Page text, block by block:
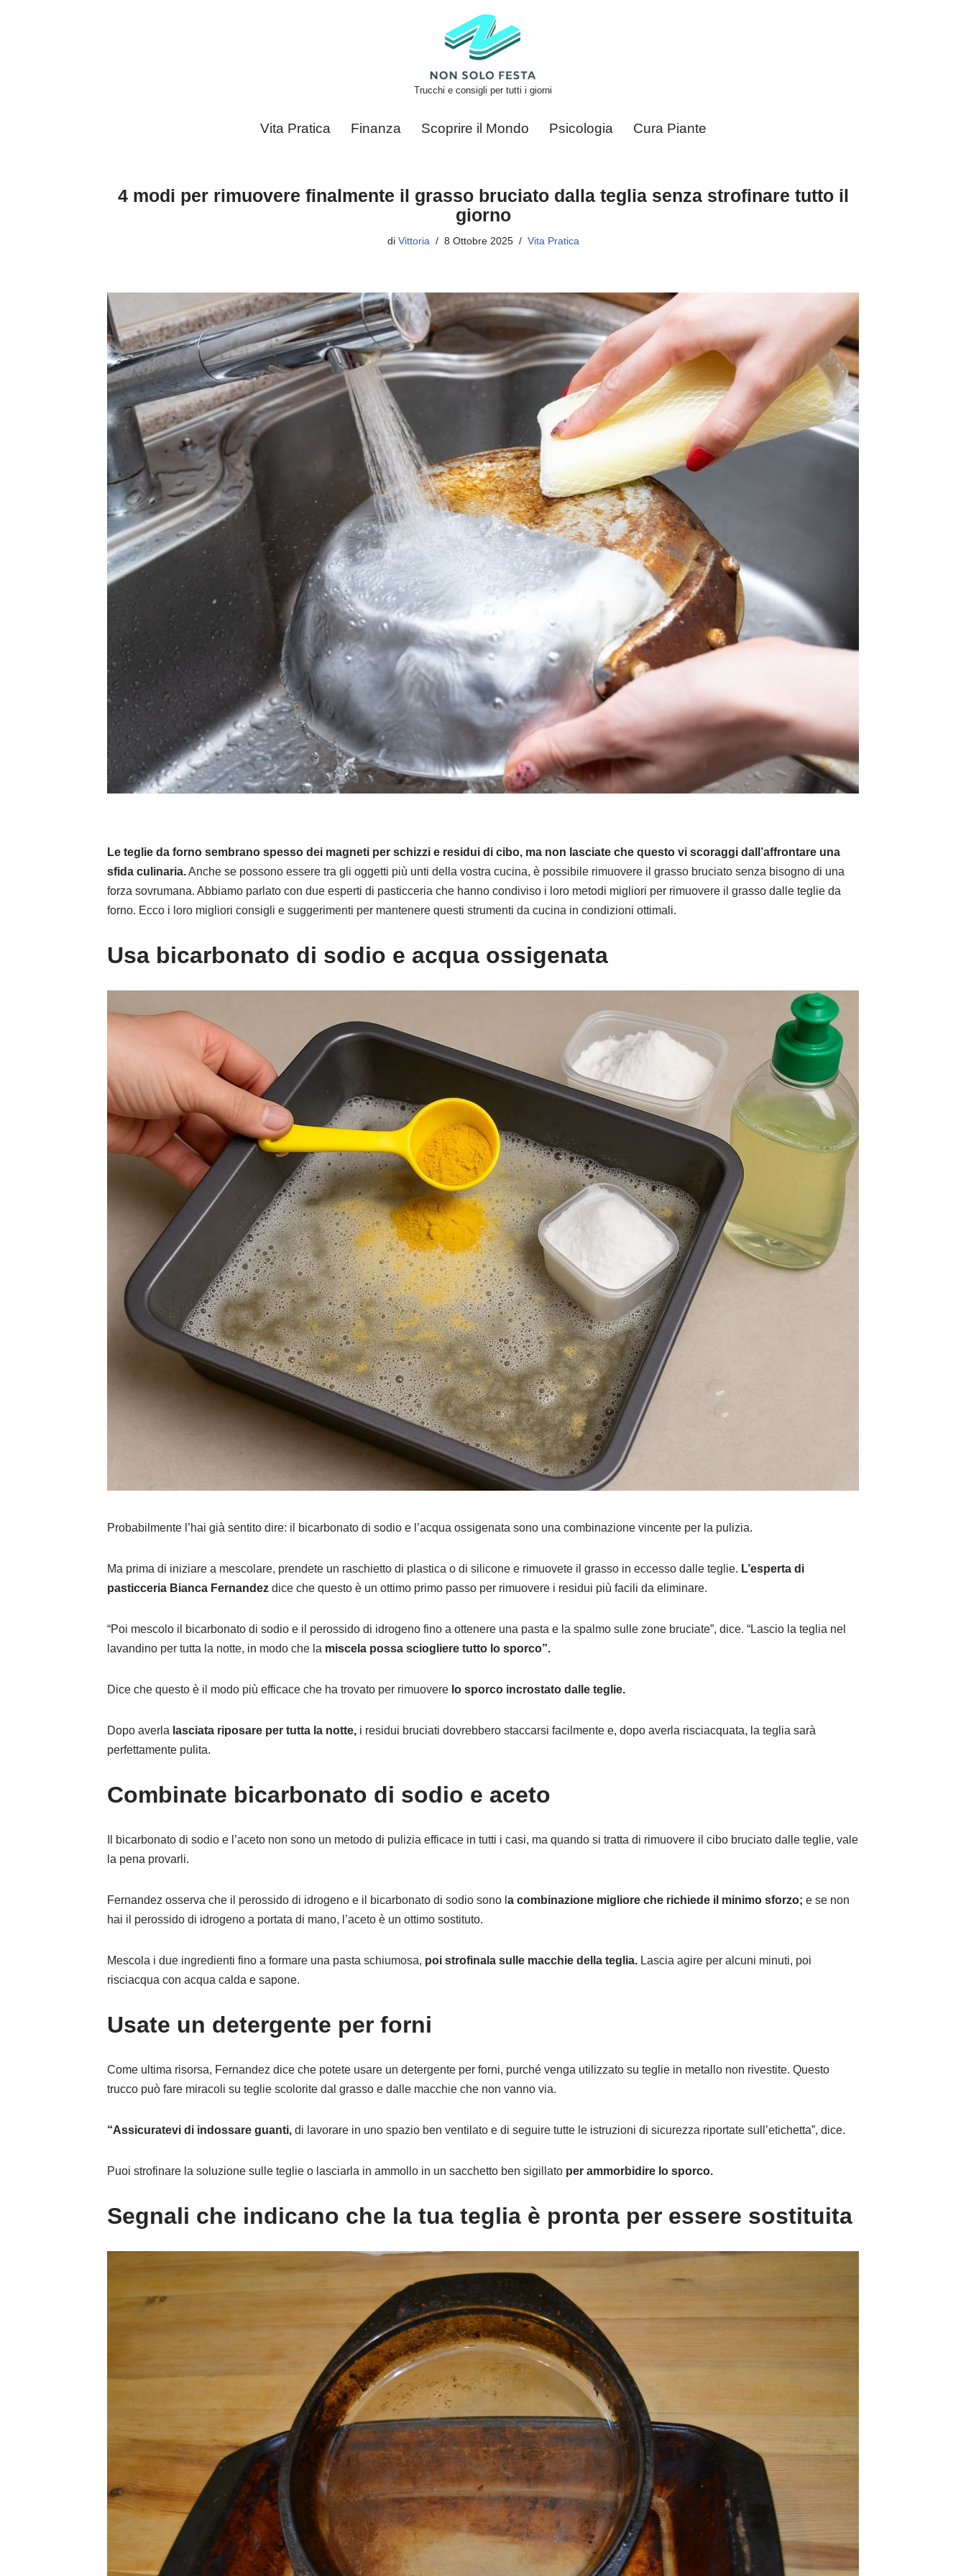
Trucchi e consigli per tutti i giorni
Vita Pratica Finanza Scoprire il Mondo Psicologia Cura Piante
4 modi per rimuovere finalmente il grasso bruciato dalla teglia senza strofinare tutto il
giorno
di Vittoria 8 Ottobre 2025 Vita Pratica
Le teglie da forno sembrano spesso dei magneti per schizzi e residui di cibo, ma non lasciate che questo vi scoraggi dall’affrontare una
sfida culinaria.Anche se possono essere tra gli oggetti più unti della vostra cucina, è possibile rimuovere il grasso bruciato senza bisogno di una
forza sovrumana. Abbiamo parlato con due esperti di pasticceria che hanno condiviso i loro metodi migliori per rimuovere il grasso dalle teglie da
forno. Ecco i loro migliori consigli e suggerimenti per mantenere questi strumenti da cucina in condizioni ottimali.
Usa bicarbonato di sodio e acqua ossigenata
Probabilmente l’hai già sentito dire: il bicarbonato di sodio e l’acqua ossigenata sono una combinazione vincente per la pulizia.
Ma prima di iniziare a mescolare, prendete un raschietto di plastica o di silicone e rimuovete il grasso in eccesso dalle teglie. L’esperta di
pasticceria Bianca Fernandez dice che questo è un ottimo primo passo per rimuovere i residui più facili da eliminare.
“Poi mescolo il bicarbonato di sodio e il perossido di idrogeno fino a ottenere una pasta e la spalmo sulle zone bruciate”, dice. “Lascio la teglia nel
lavandino per tutta la notte, in modo che la miscela possa sciogliere tutto lo sporco”.
Dice che questo è il modo più efficace che ha trovato per rimuovere lo sporco incrostato dalle teglie.
Dopo averla lasciata riposare per tutta la notte, i residui bruciati dovrebbero staccarsi facilmente e, dopo averla risciacquata, la teglia sarà
perfettamente pulita.
Combinate bicarbonato di sodio e aceto
Il bicarbonato di sodio e l’aceto non sono un metodo di pulizia efficace in tutti i casi, ma quando si tratta di rimuovere il cibo bruciato dalle teglie, vale
la pena provarli.
Fernandez osserva che il perossido di idrogeno e il bicarbonato di sodio sono la combinazione migliore che richiede il minimo sforzo; e se non
hai il perossido di idrogeno a portata di mano, l’aceto è un ottimo sostituto.
Mescola i due ingredienti fino a formare una pasta schiumosa, poi strofinala sulle macchie della teglia. Lascia agire per alcuni minuti, poi
risciacqua con acqua calda e sapone.
Usate un detergente per forni
Come ultima risorsa, Fernandez dice che potete usare un detergente per forni, purché venga utilizzato su teglie in metallo non rivestite. Questo
trucco può fare miracoli su teglie scolorite dal grasso e dalle macchie che non vanno via.
“Assicuratevi di indossare guanti, di lavorare in uno spazio ben ventilato e di seguire tutte le istruzioni di sicurezza riportate sull’etichetta”, dice.
Puoi strofinare la soluzione sulle teglie o lasciarla in ammollo in un sacchetto ben sigillato per ammorbidire lo sporco.
Segnali che indicano che la tua teglia è pronta per essere sostituita